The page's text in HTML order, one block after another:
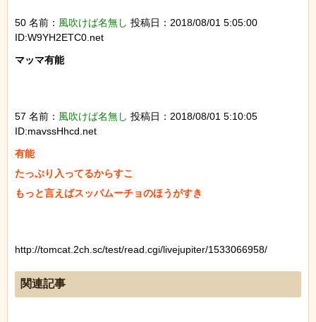
50 名前： 風吹けば名無し 投稿日：2018/08/01 5:05:00
ID:W9YH2ETC0.net
マッマ有能
57 名前： 風吹けば名無し 投稿日：2018/08/01 5:10:05
ID:mavssHhcd.net
有能
たっぷり入ってるからすこ
もっと言えばスッパムーチョのほうがすき
http://tomcat.2ch.sc/test/read.cgi/livejupiter/1533066958/
関連記事